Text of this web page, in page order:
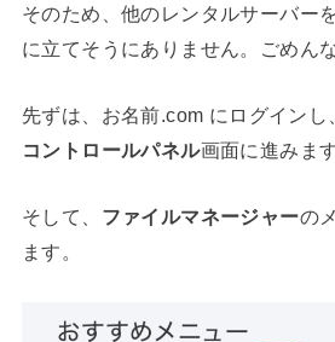
そのため、他のレンタルサーバー
に立てそうにありません。ごめん
先ずは、お名前.com にログインし
コントロールパネル画面に進みます
そして、 ファイルマネージャーの
ます。